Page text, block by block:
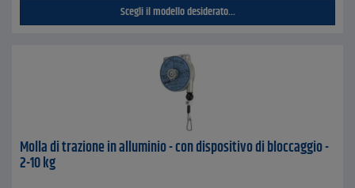
Scegli il modello desiderato...
Molla di trazione in alluminio - con dispositivo di bloccaggio -
2-10 kg